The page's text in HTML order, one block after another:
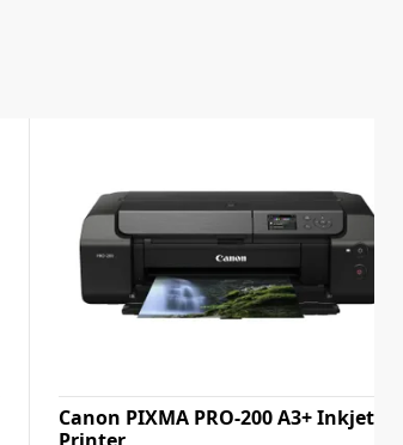
Canon PIXMA PRO-200 A3+ Inkjet